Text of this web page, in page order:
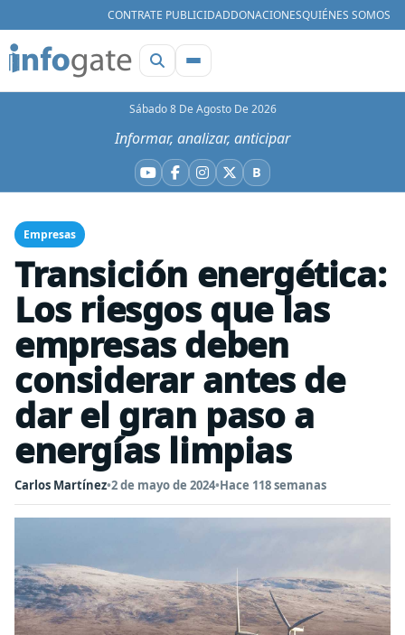
CONTRATE PUBLICIDADDONACIONESQUIÉNES SOMOS
Sábado 8 De Agosto De 2026
Informar, analizar, anticipar
YouTube
Facebook
Instagram
X BBluesky
Empresas
Transición energética:
Los riesgos que las
empresas deben
considerar antes de
dar el gran paso a
energías limpias
Carlos Martínez•2 de mayo de 2024•Hace 118 semanas